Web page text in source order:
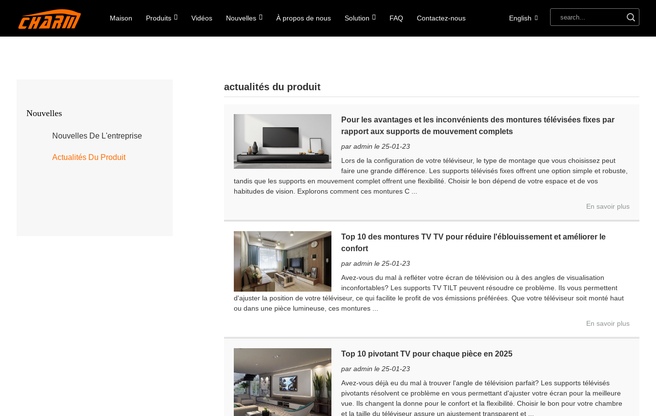
Maison Produits Vidéos Nouvelles À propos de nous Solution FAQ Contactez-nous English
Nouvelles
Nouvelles De L'entreprise
Actualités Du Produit
actualités du produit
Pour les avantages et les inconvénients des montures télévisées fixes par
rapport aux supports de mouvement complets
par admin le 25-01-23
Lors de la configuration de votre téléviseur, le type de montage que vous choisissez peut
faire une grande différence. Les supports télévisés fixes offrent une option simple et robuste,
tandis que les supports en mouvement complet offrent une flexibilité. Choisir le bon dépend de votre espace et de vos
habitudes de vision. Explorons comment ces montures C ...
En savoir plus
Top 10 des montures TV TV pour réduire l'éblouissement et améliorer le
confort
par admin le 25-01-23
Avez-vous du mal à refléter votre écran de télévision ou à des angles de visualisation
inconfortables? Les supports TV TILT peuvent résoudre ce problème. Ils vous permettent
d'ajuster la position de votre téléviseur, ce qui facilite le profit de vos émissions préférées. Que votre téléviseur soit monté haut
ou dans une pièce lumineuse, ces montures ...
En savoir plus
Top 10 pivotant TV pour chaque pièce en 2025
par admin le 25-01-23
Avez-vous déjà eu du mal à trouver l'angle de télévision parfait? Les supports télévisés
pivotants résolvent ce problème en vous permettant d'ajuster votre écran pour la meilleure
vue. Ils changent la donne pour le confort et la flexibilité. Choisir le bon pour votre chambre
et la taille du téléviseur assure un ajustement transparent et ...